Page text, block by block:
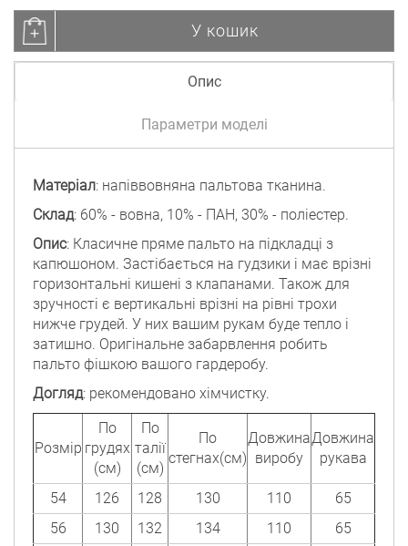
У кошик
Опис
Параметри моделі
Матеріал: напіввовняна пальтова тканина.
Склад: 60% - вовна, 10% - ПАН, 30% - поліестер.
Опис: Класичне пряме пальто на підкладці з
капюшоном. Застібається на гудзики і має врізні
горизонтальні кишені з клапанами. Також для
зручності є вертикальні врізні на рівні трохи
нижче грудей. У них вашим рукам буде тепло і
затишно. Оригінальне забарвлення робить
пальто фішкою вашого гардеробу.
Догляд: рекомендовано хімчистку.
Розмір
По
грудях
(см)
По
талії
(см)
По
стегнах(см)
Довжина
виробу
Довжина
рукава
54 126 128 130 110
65
56
130 132 134 110
65